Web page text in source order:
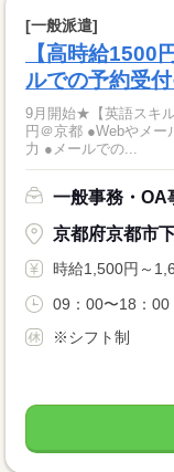
[一般派遣]
【高時給1500
ルでの予約受
9月開始★【英語スキ
円＠京都 ●Webやメール・電話から入ってくる予約の内容をデータ入
力 ●メールでの...
一般事務・OA
京都府京都市
時給1,500円～
09：00〜18：00
※シフト制